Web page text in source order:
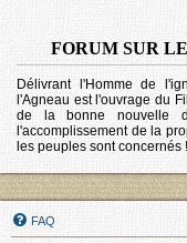
FORUM SUR
Délivrant l'Homme de
l'Agneau est l'ouvrage du
de la bonne nouvelle
l'accomplissement de la
les peuples sont concernés !
FAQ